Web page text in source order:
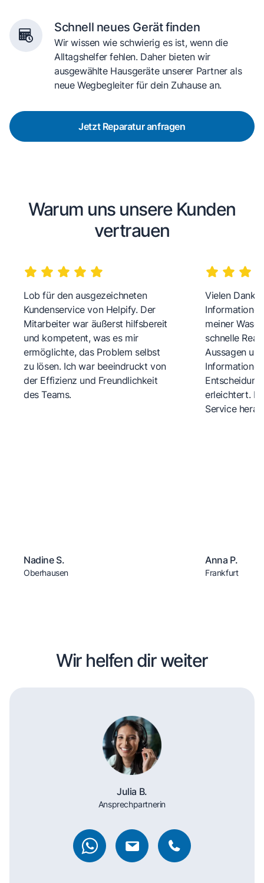
Schnell neues Gerät finden
Wir wissen wie schwierig es ist, wenn die
Alltagshelfer fehlen. Daher bieten wir
ausgewählte Hausgeräte unserer Partner als
neue Wegbegleiter für dein Zuhause an.
Jetzt Reparatur anfragen
Warum uns unsere Kunden
vertrauen
Lob für den ausgezeichneten
Kundenservice von Helpify. Der
Mitarbeiter war äußerst hilfsbereit
und kompetent, was es mir
ermöglichte, das Problem selbst
zu lösen. Ich war beeindruckt von
der Effizienz und Freundlichkeit
des Teams.
Nadine S.
Oberhausen
Vielen Dank
meiner
schnelle
Aussagen
erleichtert.
Service
Anna P.
Frankfurt
Wir helfen dir weiter
Julia B.
Ansprechpartnerin